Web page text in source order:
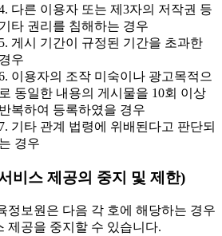
다른 이용자 또는 제3자의 저작권 등
기타 권리를 침해하는 경우
5. 게시 기간이 규정된 기간을 초과한
경우
이용자의 조작 미숙이나 광고목적으
로 동일한 내용의 게시물을 10회 이상
반복하여 등록하였을 경우
7. 기타 관계 법령에 위배된다고 판단되
는 경우
비스 제공의 중지 및 제한)
정보원은 다음 각 호에 해당하는 경우
제공을 중지할 수 있습니다.